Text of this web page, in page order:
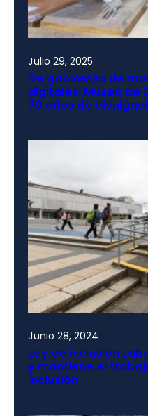
Julio 29, 2025
De gabinetes de
digitales: Museo de
70 años de
Junio 28, 2024
Ley de Inclusión
y mantiene el
inclusión